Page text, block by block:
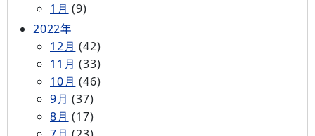
1月 (9)
2022年
12月 (42)
11月 (33)
10月 (46)
9月 (37)
8月 (17)